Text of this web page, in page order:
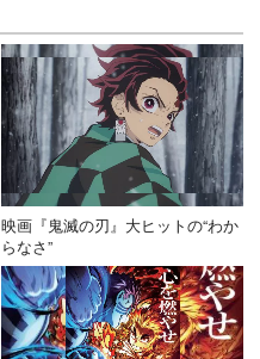
映画『鬼滅の刃』大ヒットの“わか
らなさ”